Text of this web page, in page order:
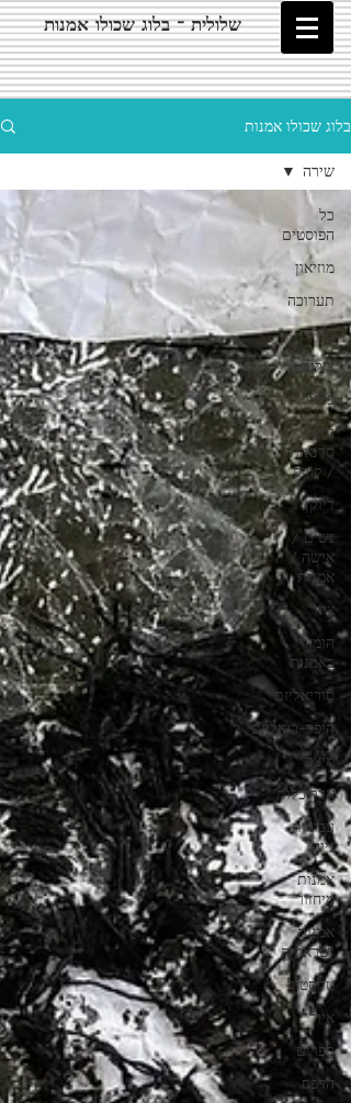
שלולית - בלוג שכולו אמנות
בלוג שכולו אמנות
כל
הפוסטים
מוזיאון
תערוכה
גלריה
צילום
פיסול
סדנה /
סדנאות
/ קורס
דיוקן
נשים /
אישה /
אמנית
ציור
הומור
באמנות
סוריאליזם
היפר-ריאליזם
מיצב
אדריכלות
עבודות
נייר
אמנות
מיחזור
אמנות
ישראלית
טקסטיל
איור
ספרים
הדפס
שירה